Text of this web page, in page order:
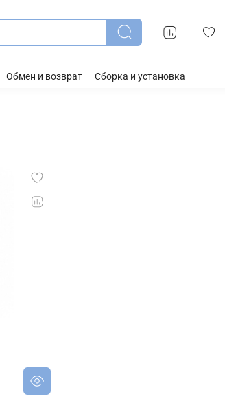
Обмен и возврат Сборка и установка